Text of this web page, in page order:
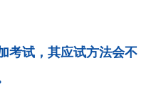
考试，其应试方法会不